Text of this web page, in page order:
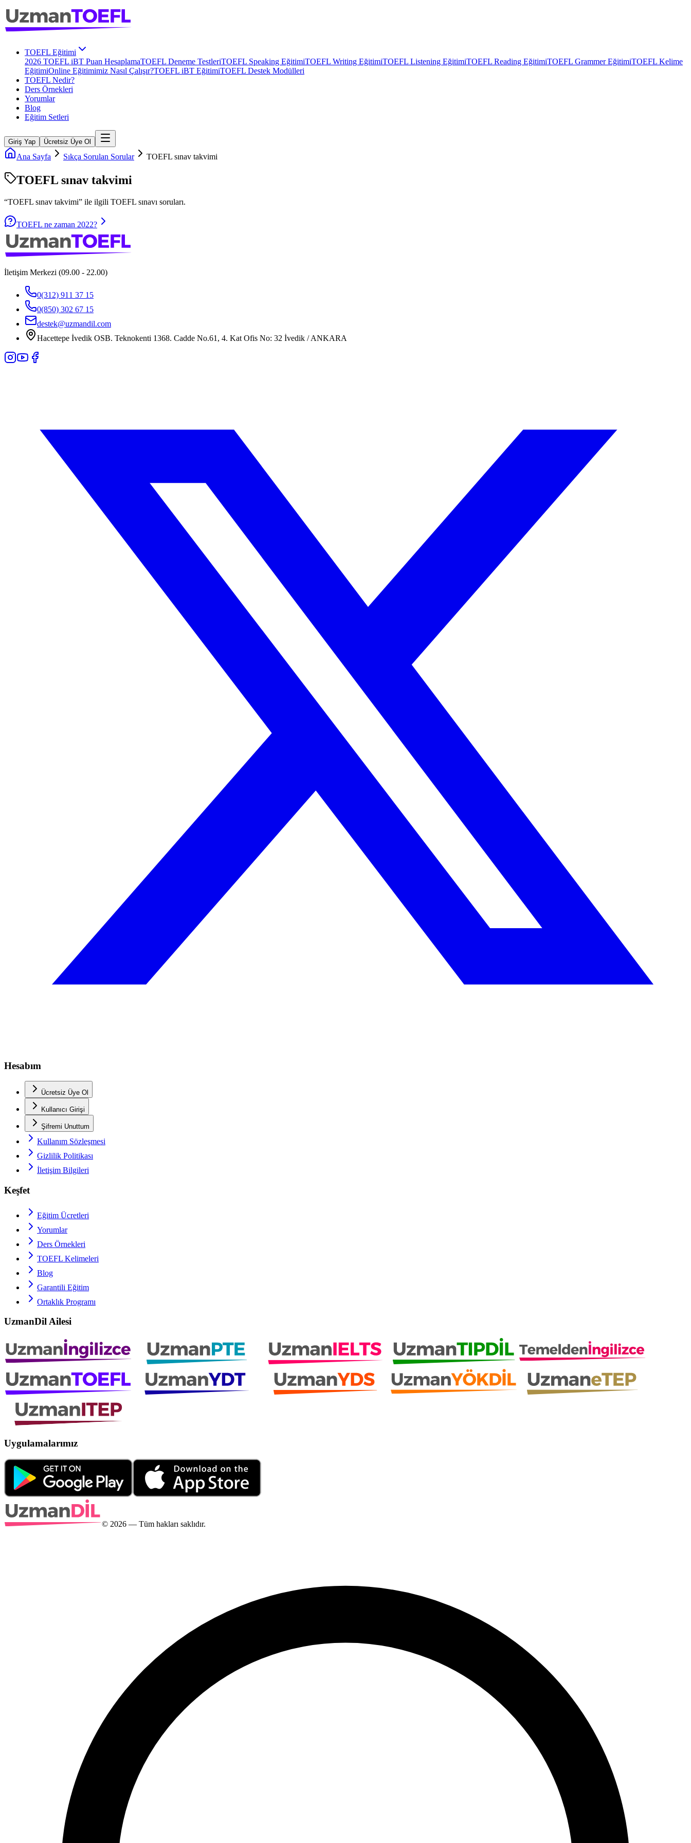
TOEFL Eğitimi
2026 TOEFL iBT Puan HesaplamaTOEFL Deneme TestleriTOEFL Speaking EğitimiTOEFL Writing EğitimiTOEFL Listening EğitimiTOEFL Reading EğitimiTOEFL Grammer EğitimiTOEFL Kelime
EğitimiOnline Eğitimimiz Nasıl Çalışır?TOEFL iBT EğitimiTOEFL Destek Modülleri
TOEFL Nedir?
Ders Örnekleri
Yorumlar
Blog
Eğitim Setleri
Giriş Yap Ücretsiz Üye Ol
Ana Sayfa Sıkça Sorulan Sorular TOEFL sınav takvimi
TOEFL sınav takvimi
“TOEFL sınav takvimi” ile ilgili TOEFL sınavı soruları.
TOEFL ne zaman 2022?
İletişim Merkezi (09.00 - 22.00)
0(312) 911 37 15
0(850) 302 67 15
destek@uzmandil.com
Hacettepe İvedik OSB. Teknokenti 1368. Cadde No.61, 4. Kat Ofis No: 32 İvedik / ANKARA
Hesabım
Ücretsiz Üye Ol
Kullanıcı Girişi
Şifremi Unuttum
Kullanım Sözleşmesi
Gizlilik Politikası
İletişim Bilgileri
Keşfet
Eğitim Ücretleri
Yorumlar
Ders Örnekleri
TOEFL Kelimeleri
Blog
Garantili Eğitim
Ortaklık Programı
UzmanDil Ailesi
Uygulamalarımız
© 2026 — Tüm hakları saklıdır.